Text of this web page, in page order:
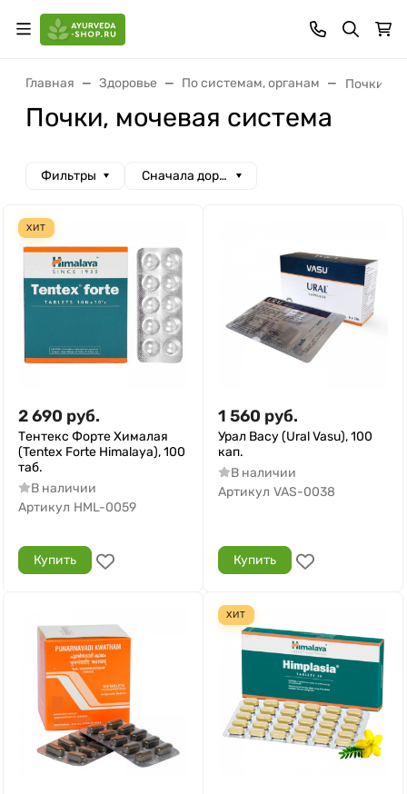
Главная Здоровье По системам, органам Почки,
Почки, мочевая система
Фильтры Сначала дорогие
ХИТ
2 690 руб.
Тентекс Форте Хималая
(Tentex Forte Himalaya), 100
таб.
В наличии
Артикул HML-0059
Купить
1 560 руб.
Урал Васу (Ural Vasu), 100
кап.
В наличии
Артикул VAS-0038
Купить
ХИТ